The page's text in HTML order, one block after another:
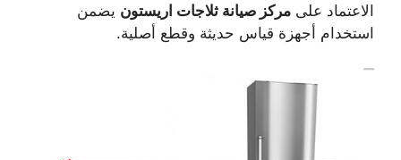
الاعتماد على مركز صيانة ثلاجات اريستون يضمن
استخدام أجهزة قياس حديثة وقطع أصلية.